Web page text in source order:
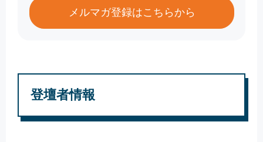
メルマガ登録はこちらから
登壇者情報